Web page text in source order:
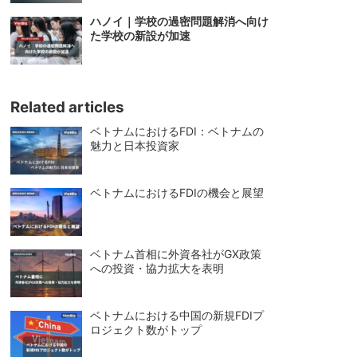
ハノイ｜学校の過密問題解消へ向け
た学校の新設が加速
Related articles
ベトナムにおけるFDI：ベトナムの
魅力と日本投資家
ベトナムにおけるFDIの機会と展望
ベトナム首相に外資各社がGX政策
への投資・協力拡大を表明
ベトナムにおける中国の新規FDIプ
ロジェクト数がトップ